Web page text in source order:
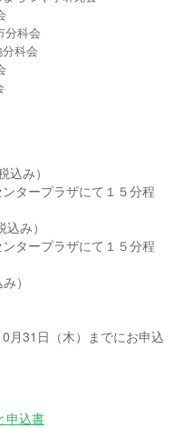
科会
科会
込み）
タープラザにて１５分程
み）
タープラザにて１５分程
）
月31 日（木）までにお申込
申込書